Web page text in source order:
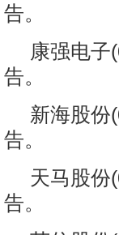
告。
康强电子
告。
新海股份
告。
天马股份
告。